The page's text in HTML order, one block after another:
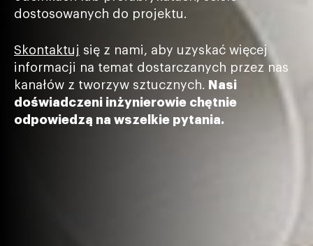
dostosowanych do projektu.
Skontaktuj się z nami, aby uzyskać więcej
informacji na temat dostarczanych przez nas
kanałów z tworzyw sztucznych. Nasi
doświadczeni inżynierowie chętnie
odpowiedzą na wszelkie pytania.